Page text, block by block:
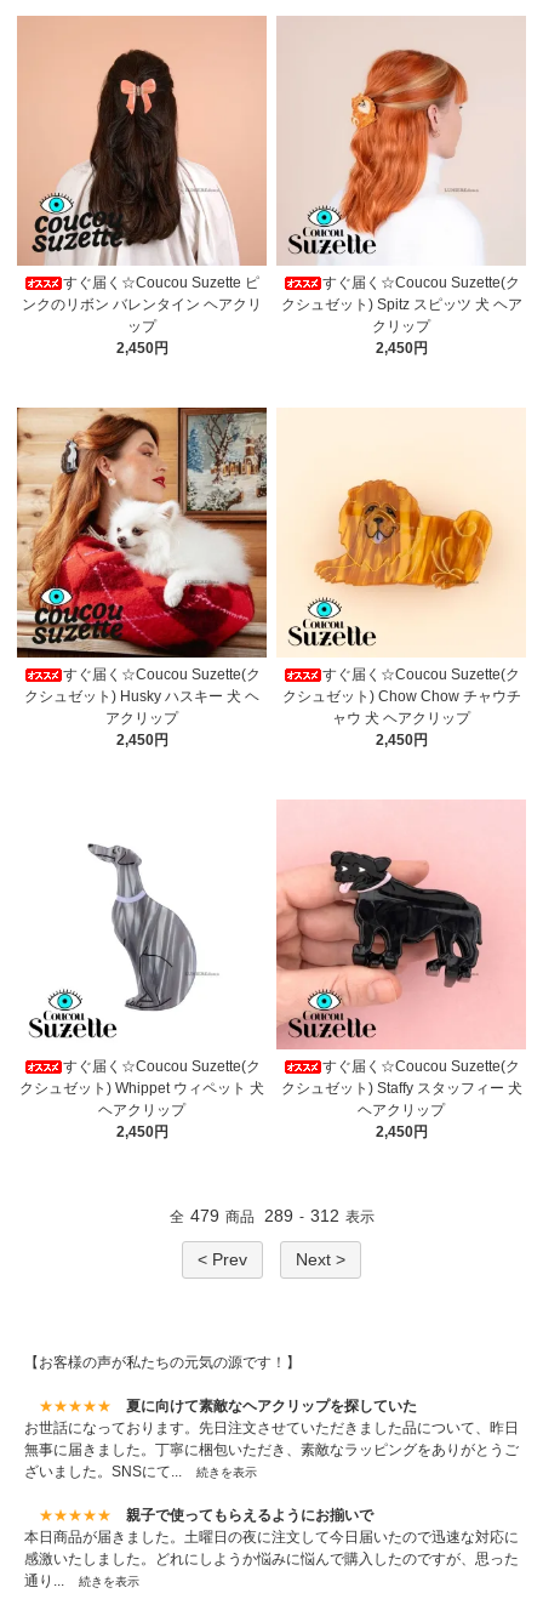
すぐ届く☆Coucou Suzette ピ
ンクのリボン バレンタイン ヘアクリ
ップ
2,450円
すぐ届く☆Coucou Suzette(ク
クシュゼット) Spitz スピッツ 犬 ヘア
クリップ
2,450円
すぐ届く☆Coucou Suzette(ク
クシュゼット) Husky ハスキー 犬 ヘ
アクリップ
2,450円
すぐ届く☆Coucou Suzette(ク
クシュゼット) Chow Chow チャウチ
ャウ 犬 ヘアクリップ
2,450円
すぐ届く☆Coucou Suzette(ク
クシュゼット) Whippet ウィペット 犬
ヘアクリップ
2,450円
すぐ届く☆Coucou Suzette(ク
クシュゼット) Staffy スタッフィー 犬
ヘアクリップ
2,450円
全 479 商品 289 - 312 表示
< Prev Next >
【お客様の声が私たちの元気の源です！】
★★★★★
夏に向けて素敵なヘアクリップを探していた
お世話になっております。先日注文させていただきました品について、昨日
無事に届きました。丁寧に梱包いただき、素敵なラッピングをありがとうご
ざいました。SNSにて...
続きを表示
★★★★★
親子で使ってもらえるようにお揃いで
本日商品が届きました。土曜日の夜に注文して今日届いたので迅速な対応に
感激いたしました。どれにしようか悩みに悩んで購入したのですが、思った
通り...
続きを表示